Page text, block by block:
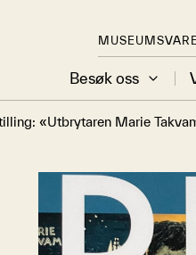
Besøk oss
«Utbrytaren Marie